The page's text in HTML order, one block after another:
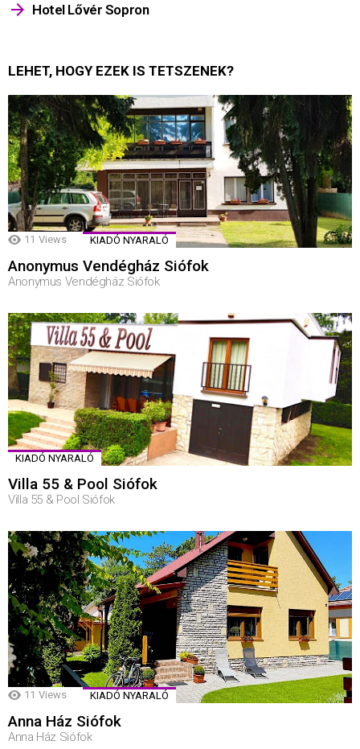
Hotel Lővér Sopron
LEHET, HOGY EZEK IS TETSZENEK?
11 Views KIADÓ NYARALÓ
Anonymus Vendégház Siófok
Anonymus Vendégház Siófok
KIADÓ NYARALÓ
Villa 55 & Pool Siófok
Villa 55 & Pool Siófok
11 Views KIADÓ NYARALÓ
Anna Ház Siófok
Anna Ház Siófok